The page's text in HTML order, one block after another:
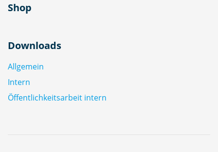
Shop
Downloads
Allgemein
Intern
Öffentlichkeitsarbeit intern